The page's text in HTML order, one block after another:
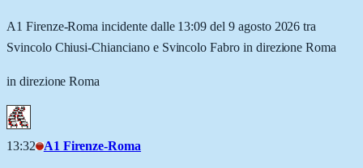
A1 Firenze-Roma incidente dalle 13:09 del 9 agosto 2026 tra
Svincolo Chiusi-Chianciano e Svincolo Fabro in direzione Roma
in direzione Roma
13:32 A1 Firenze-Roma